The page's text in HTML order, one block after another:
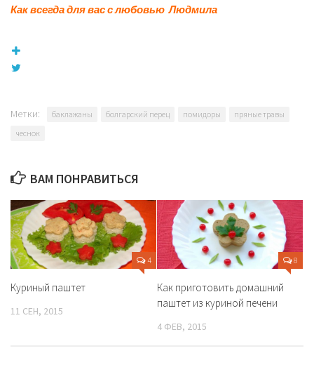
Как всегда для вас с любовью Людмила
Метки: баклажаны болгарский перец помидоры
пряные травы
чеснок
ВАМ ПОНРАВИТЬСЯ
4
Куриный паштет
11 СЕН, 2015
8
Как приготовить домашний
паштет из куриной печени
4 ФЕВ, 2015